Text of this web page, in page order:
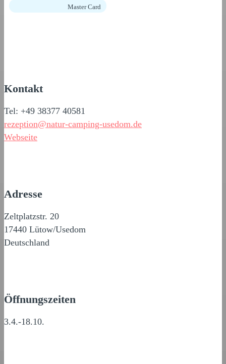
Master Card
Kontakt
Tel: +49 38377 40581
rezeption@natur-camping-usedom.de
Webseite
Adresse
Zeltplatzstr. 20
17440 Lütow/Usedom
Deutschland
Öffnungszeiten
3.4.-18.10.